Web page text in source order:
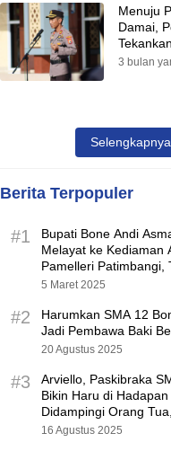
Menuju
Damai,
3 bulan
Selengkapnya
Berita Terpopuler
#1
Bupati Bone Andi
Melayat ke Kediaman
Pamelleri Patimbangi,
Kabupaten Bone
5 Maret 2025
#2
Harumkan SMA 12
Jadi Pembawa Baki
20 Agustus 2025
#3
Arviello, Paskibraka
Bikin Haru di
Didampingi Orang
Hadiah Motor
16 Agustus 2025